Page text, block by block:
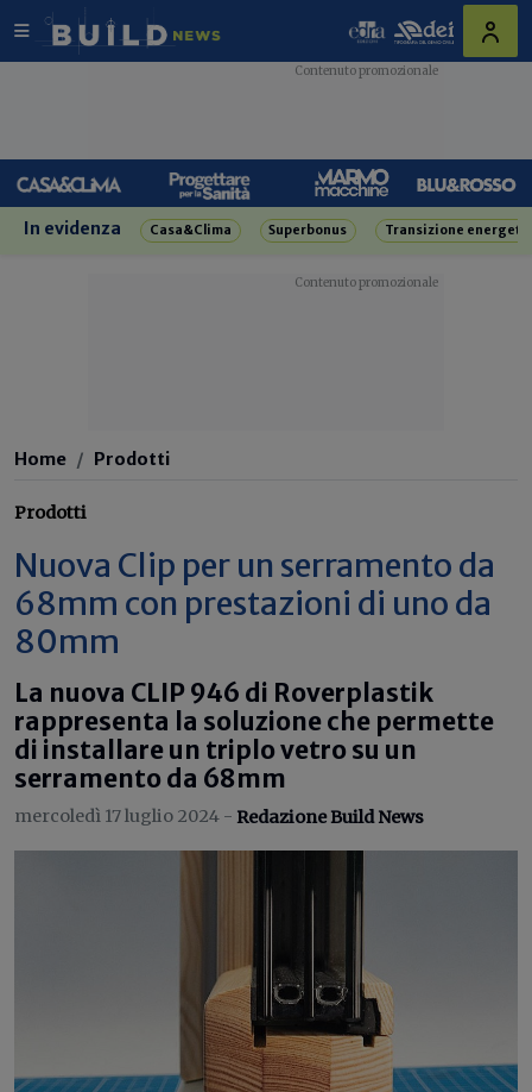
In evidenza Casa&Clima Superbonus Transizione
Home Prodotti
Prodotti
Nuova Clip per un serramento da
68mm con prestazioni di uno da
80mm
La nuova CLIP 946 di Roverplastik
rappresenta la soluzione che permette
di installare un triplo vetro su un
serramento da 68mm
mercoledì 17 luglio 2024 - Redazione Build News